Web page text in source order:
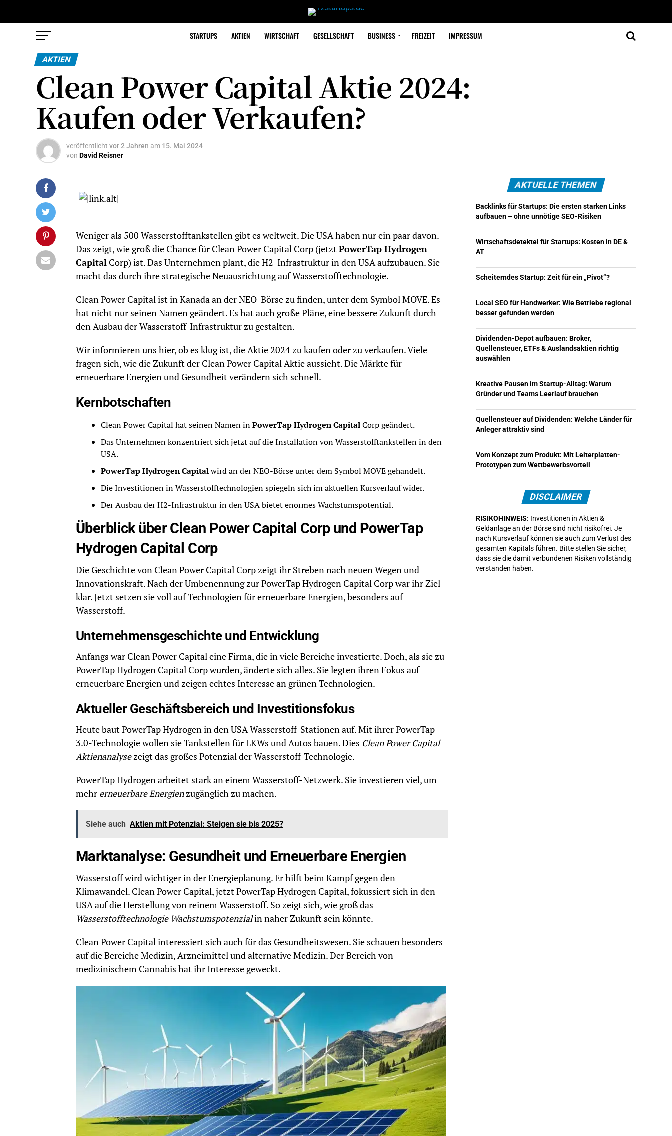
STARTUPS AKTIEN WIRTSCHAFT GESELLSCHAFT BUSINESS FREIZEIT IMPRESSUM
AKTIEN
Clean Power Capital Aktie 2024:
Kaufen oder Verkaufen?
veröffentlicht vor 2 Jahren am 15. Mai 2024
von David Reisner
Weniger als 500 Wasserstofftankstellen gibt es weltweit. Die USA haben nur ein paar davon.
Das zeigt, wie groß die Chance für Clean Power Capital Corp (jetztPowerTap Hydrogen
Capital Corp) ist. Das Unternehmen plant, die H2-Infrastruktur in den USA aufzubauen. Sie
macht das durch ihre strategische Neuausrichtung auf Wasserstofftechnologie.
Clean Power Capital ist in Kanada an der NEO-Börse zu finden, unter dem Symbol MOVE. Es
hat nicht nur seinen Namen geändert. Es hat auch große Pläne, eine bessere Zukunft durch
den Ausbau der Wasserstoff-Infrastruktur zu gestalten.
Wir informieren uns hier, ob es klug ist, die Aktie 2024 zu kaufen oder zu verkaufen. Viele
fragen sich, wie die Zukunft der Clean Power Capital Aktie aussieht. Die Märkte für
erneuerbare Energien und Gesundheit verändern sich schnell.
Kernbotschaften
Clean Power Capital hat seinen Namen inPowerTap Hydrogen CapitalCorp geändert.
Das Unternehmen konzentriert sich jetzt auf die Installation von Wasserstofftankstellen in den
USA.
PowerTap Hydrogen Capitalwird an der NEO-Börse unter dem Symbol MOVE gehandelt.
Die Investitionen in Wasserstofftechnologien spiegeln sich im aktuellen Kursverlauf wider.
Der Ausbau der H2-Infrastruktur in den USA bietet enormes Wachstumspotential.
Überblick über Clean Power Capital Corp und PowerTap
Hydrogen Capital Corp
Die Geschichte von Clean Power Capital Corp zeigt ihr Streben nach neuen Wegen und
Innovationskraft. Nach der Umbenennung zur PowerTap Hydrogen Capital Corp war ihr Ziel
klar. Jetzt setzen sie voll auf Technologien für erneuerbare Energien, besonders auf
Wasserstoff.
Unternehmensgeschichte und Entwicklung
Anfangs war Clean Power Capital eine Firma, die in viele Bereiche investierte. Doch, als sie zu
PowerTap Hydrogen Capital Corp wurden, änderte sich alles. Sie legten ihren Fokus auf
erneuerbare Energien und zeigen echtes Interesse an grünen Technologien.
Aktueller Geschäftsbereich und Investitionsfokus
Heute baut PowerTap Hydrogen in den USA Wasserstoff-Stationen auf. Mit ihrer PowerTap
3.0-Technologie wollen sie Tankstellen für LKWs und Autos bauen. Dies Clean Power Capital
Aktienanalysezeigt das großes Potenzial der Wasserstoff-Technologie.
PowerTap Hydrogen arbeitet stark an einem Wasserstoff-Netzwerk. Sie investieren viel, um
mehr erneuerbare Energienzugänglich zu machen.
Siehe auch Aktien mit Potenzial: Steigen sie bis 2025?
Marktanalyse: Gesundheit und Erneuerbare Energien
Wasserstoff wird wichtiger in der Energieplanung. Er hilft beim Kampf gegen den
Klimawandel. Clean Power Capital, jetzt PowerTap Hydrogen Capital, fokussiert sich in den
USA auf die Herstellung von reinem Wasserstoff. So zeigt sich, wie groß das
Wasserstofftechnologie Wachstumspotenzialin naher Zukunft sein könnte.
Clean Power Capital interessiert sich auch für das Gesundheitswesen. Sie schauen besonders
auf die Bereiche Medizin, Arzneimittel und alternative Medizin. Der Bereich von
medizinischem Cannabis hat ihr Interesse geweckt.
AKTUELLE THEMEN
Backlinks für Startups: Die ersten starken Links
aufbauen – ohne unnötige SEO-Risiken
Wirtschaftsdetektei für Startups: Kosten in DE &
AT
Scheiterndes Startup: Zeit für ein „Pivot“?
Local SEO für Handwerker: Wie Betriebe regional
besser gefunden werden
Dividenden-Depot aufbauen: Broker,
Quellensteuer, ETFs & Auslandsaktien richtig
auswählen
Kreative Pausen im Startup-Alltag: Warum
Gründer und Teams Leerlauf brauchen
Quellensteuer auf Dividenden: Welche Länder für
Anleger attraktiv sind
Vom Konzept zum Produkt: Mit Leiterplatten-
Prototypen zum Wettbewerbsvorteil
DISCLAIMER
RISIKOHINWEIS: Investitionen in Aktien &
Geldanlage an der Börse sind nicht risikofrei. Je
nach Kursverlauf können sie auch zum Verlust des
gesamten Kapitals führen. Bitte stellen Sie sicher,
dass sie die damit verbundenen Risiken vollständig
verstanden haben.